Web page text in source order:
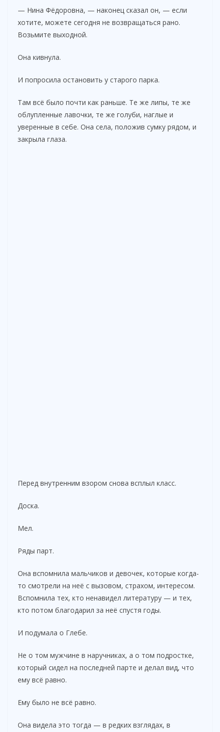
— Нина Фёдоровна, — наконец сказал он, — если
хотите, можете сегодня не возвращаться рано.
Возьмите выходной.
Она кивнула.
И попросила остановить у старого парка.
Там всё было почти как раньше. Те же липы, те же
облупленные лавочки, те же голуби, наглые и
уверенные в себе. Она села, положив сумку рядом, и
закрыла глаза.
Перед внутренним взором снова всплыл класс.
Доска.
Мел.
Ряды парт.
Она вспомнила мальчиков и девочек, которые когда-
то смотрели на неё с вызовом, страхом, интересом.
Вспомнила тех, кто ненавидел литературу — и тех,
кто потом благодарил за неё спустя годы.
И подумала о Глебе.
Не о том мужчине в наручниках, а о том подростке,
который сидел на последней парте и делал вид, что
ему всё равно.
Ему было не всё равно.
Она видела это тогда — в редких взглядах, в